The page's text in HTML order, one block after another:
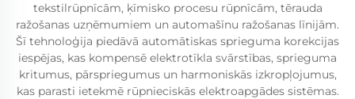
tekstilrūpnīcām, ķīmisko procesu rūpnīcām, tērauda
ražošanas uzņēmumiem un automašīnu ražošanas līnijām.
Šī tehnoloģija piedāvā automātiskas sprieguma korekcijas
iespējas, kas kompensē elektrotīkla svārstības, sprieguma
kritumus, pārspriegumus un harmoniskās izkropļojumus,
kas parasti ietekmē rūpnieciskās elektroapgādes sistēmas.